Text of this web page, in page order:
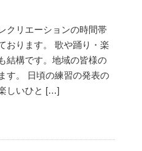
クリエーションの時間帯
おります。 歌や踊り・楽
結構です。地域の皆様の
す。 日頃の練習の発表の
しいひと […]